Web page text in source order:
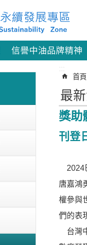
信譽中油品牌精神
首頁
最
獎助
刊登
2024
唐嘉鴻
權參與
們的表
台灣